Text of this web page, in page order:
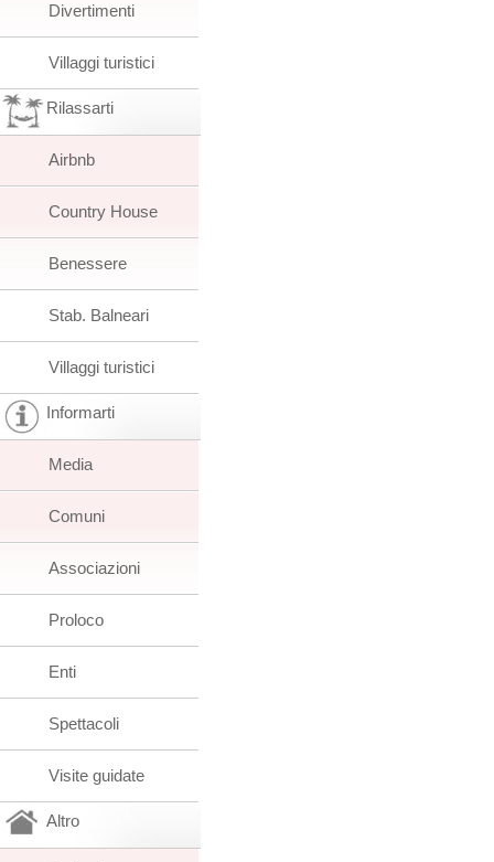
Divertimenti
Villaggi turistici
Rilassarti
Airbnb
Country House
Benessere
Stab. Balneari
Villaggi turistici
Informarti
Media
Comuni
Associazioni
Proloco
Enti
Spettacoli
Visite guidate
Altro